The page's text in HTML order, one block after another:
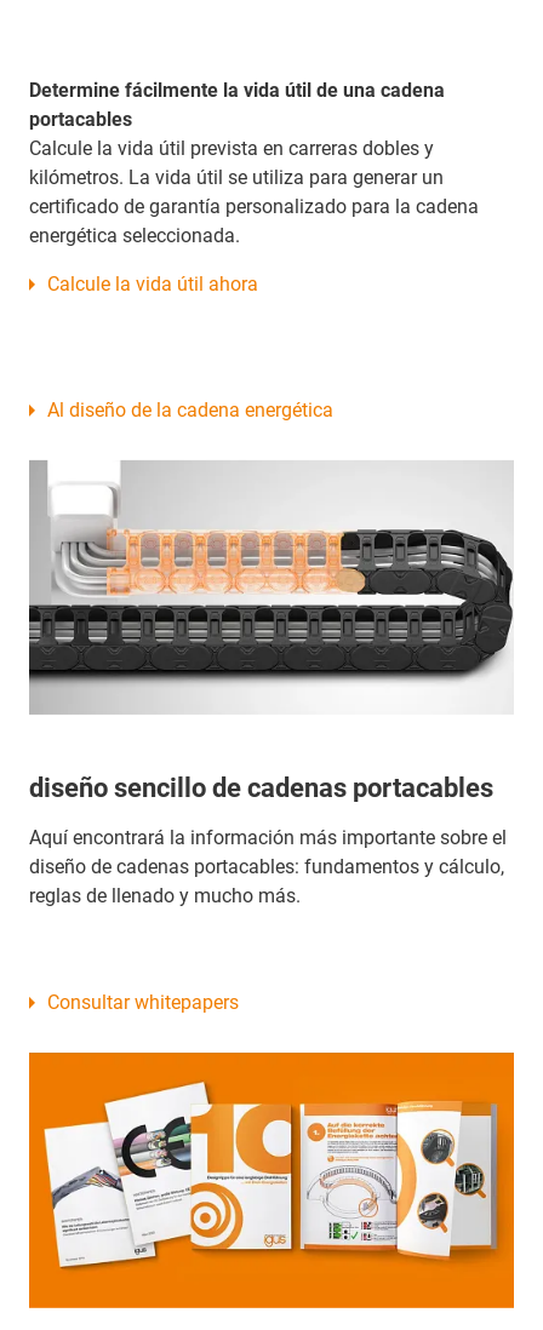
Determine fácilmente la vida útil de una cadena
portacables
Calcule la vida útil prevista en carreras dobles y
kilómetros. La vida útil se utiliza para generar un
certificado de garantía personalizado para la cadena
energética seleccionada.
Calcule la vida útil ahora
diseño sencillo de cadenas portacables
Aquí encontrará la información más importante sobre el
diseño de cadenas portacables: fundamentos y cálculo,
reglas de llenado y mucho más.
Al diseño de la cadena energética
Consultar whitepapers